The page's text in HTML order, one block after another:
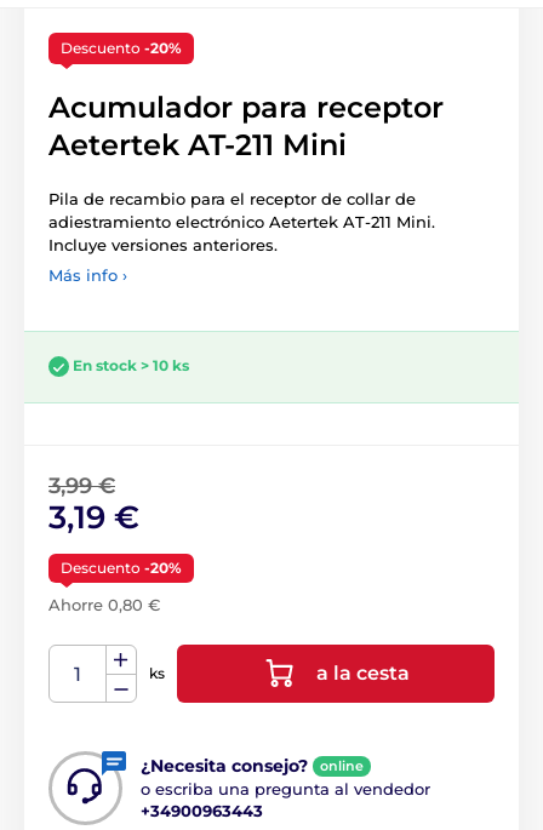
Descuento -20%
Acumulador para receptor
Aetertek AT-211 Mini
Pila de recambio para el receptor de collar de
adiestramiento electrónico Aetertek AT-211 Mini.
Incluye versiones anteriores.
Más info ›
En stock > 10 ks
3,99 €
3,19 €
Descuento -20%
Ahorre 0,80 €
ks a la cesta
¿Necesita consejo? online
o escriba una pregunta al vendedor
+34900963443